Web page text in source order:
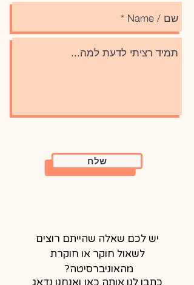
שלח
יש לכם שאלה שהייתם רוצים
לשאול חוקר או חוקרת
מהאוניברסיטה?
כתבו לנו אותה כאן ואנחנו נדאג